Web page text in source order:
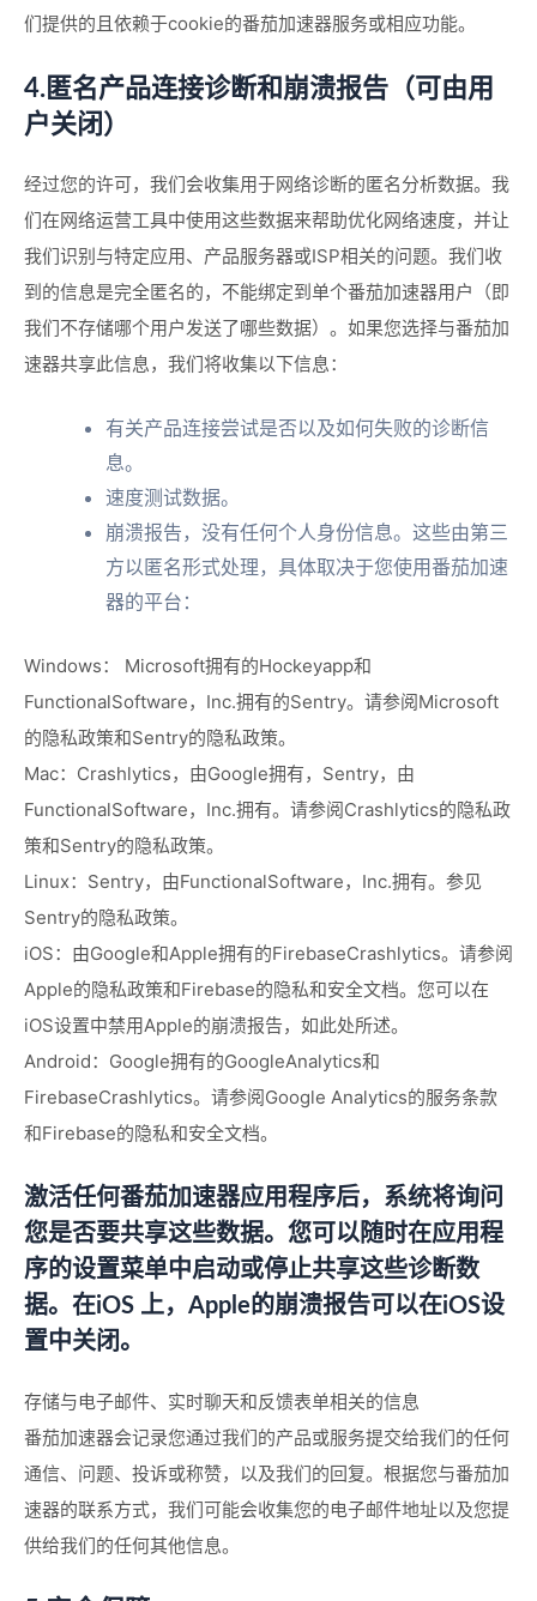
们提供的且依赖于cookie的番茄加速器服务或相应功能。
4.匿名产品连接诊断和崩溃报告（可由用
户关闭）
经过您的许可，我们会收集用于网络诊断的匿名分析数据。我
们在网络运营工具中使用这些数据来帮助优化网络速度，并让
我们识别与特定应用、产品服务器或ISP相关的问题。我们收
到的信息是完全匿名的，不能绑定到单个番茄加速器用户（即
我们不存储哪个用户发送了哪些数据）。如果您选择与番茄加
速器共享此信息，我们将收集以下信息：
有关产品连接尝试是否以及如何失败的诊断信
息。
速度测试数据。
崩溃报告，没有任何个人身份信息。这些由第三
方以匿名形式处理，具体取决于您使用番茄加速
器的平台：
Windows： Microsoft拥有的Hockeyapp和
FunctionalSoftware，Inc.拥有的Sentry。请参阅Microsoft
的隐私政策和Sentry的隐私政策。
Mac：Crashlytics，由Google拥有，Sentry，由
FunctionalSoftware，Inc.拥有。请参阅Crashlytics的隐私政
策和Sentry的隐私政策。
Linux：Sentry，由FunctionalSoftware，Inc.拥有。参见
Sentry的隐私政策。
iOS：由Google和Apple拥有的FirebaseCrashlytics。请参阅
Apple的隐私政策和Firebase的隐私和安全文档。您可以在
iOS设置中禁用Apple的崩溃报告，如此处所述。
Android：Google拥有的GoogleAnalytics和
FirebaseCrashlytics。请参阅Google Analytics的服务条款
和Firebase的隐私和安全文档。
激活任何番茄加速器应用程序后，系统将询问
您是否要共享这些数据。您可以随时在应用程
序的设置菜单中启动或停止共享这些诊断数
据。在iOS 上，Apple的崩溃报告可以在iOS设
置中关闭。
存储与电子邮件、实时聊天和反馈表单相关的信息
番茄加速器会记录您通过我们的产品或服务提交给我们的任何
通信、问题、投诉或称赞，以及我们的回复。根据您与番茄加
速器的联系方式，我们可能会收集您的电子邮件地址以及您提
供给我们的任何其他信息。